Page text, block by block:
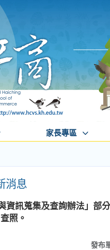
家長專區
消息
訊蒐集及查詢辦法」部
照。
發布